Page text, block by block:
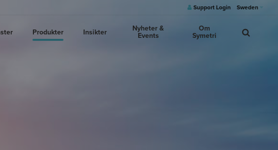
Support Login Sweden
Produkter Insikter
Nyheter &
Events
Om
Symetri